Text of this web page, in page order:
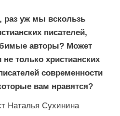
раз уж мы вскользь
писателей,
авторы? Может
только христианских
современности
вам нравятся?